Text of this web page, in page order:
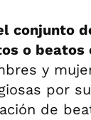
conjunto
o beatos
y
por
de